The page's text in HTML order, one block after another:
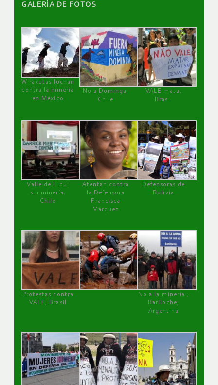
GALERÌA DE FOTOS
Wirakutas luchan
contra la minería
en México
No a Dominga,
Chile
VALE mata,
Brasil
Valle de Elqui
sin minería.
Chile
Atentan contra
la Defensora
Francisca
Márquez
Defensoras de
Bolivia
Protestas contra
VALE, Brasil
No a la minería ,
Bariloche,
Argentina